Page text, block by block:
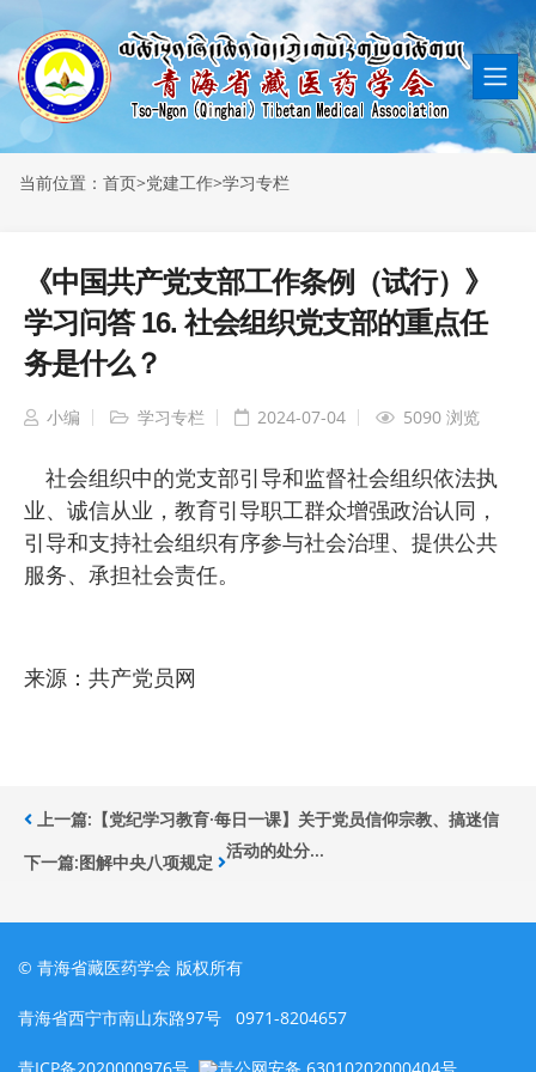
当前位置： 首页>党建工作>学习专栏
《中国共产党支部工作条例（试行）》
学习问答 16. 社会组织党支部的重点任
务是什么？
小编 学习专栏 2024-07-04 5090 浏览
社会组织中的党支部引导和监督社会组织依法执
业、诚信从业，教育引导职工群众增强政治认同，
引导和支持社会组织有序参与社会治理、提供公共
服务、承担社会责任。
来源：共产党员网
上一篇:【党纪学习教育·每日一课】关于党员信仰宗教、搞迷信
活动的处分...
下一篇:图解中央八项规定
© 青海省藏医药学会 版权所有
青海省西宁市南山东路97号 0971-8204657